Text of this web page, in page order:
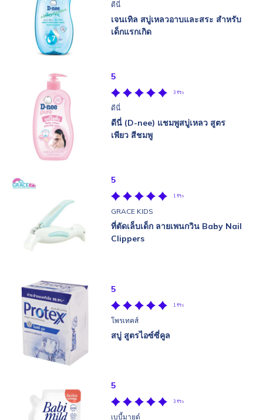
ดีนี่
เจนเทิล สบู่เหลวอาบและสระ สำหรับ
เด็กแรกเกิด
5
3 รีวิว
ดีนี่
ดีนี่ (D-nee) แชมพูสบู่เหลว สูตร
เพียว สีชมพู
5
1 รีวิว
GRACE KIDS
ที่ตัดเล็บเด็ก ลายเพนกวิน Baby Nail
Clippers
5
1 รีวิว
โพรเทคส์
สบู่ สูตรไอซ์ซี่คูล
5
3 รีวิว
เบบี้มายด์